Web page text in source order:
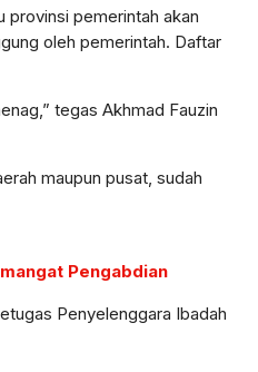
provinsi pemerintah akan
oleh pemerintah. Daftar
tegas Akhmad Fauzin
maupun pusat, sudah
Pengabdian
Penyelenggara Ibadah